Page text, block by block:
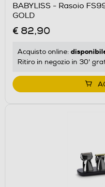
BABYLISS - Rasoio
GOLD
€ 82,90
Acquisto online:
Ritiro in negozio in 30'